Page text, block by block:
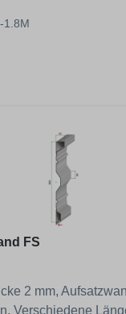
1.8M
FS
2 mm,
Verschiedene